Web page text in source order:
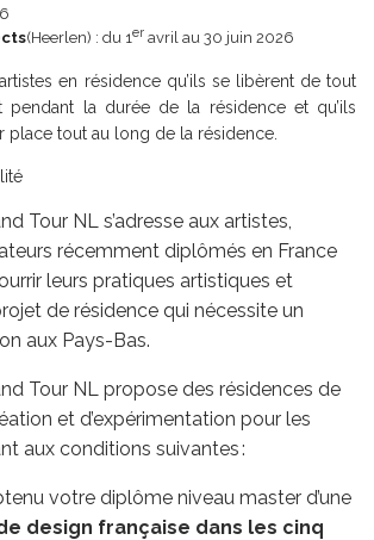
(Heerlen) : du 1er avril au 30 juin 2026
en résidence qu’ils se libèrent de tout
pendant la durée de la résidence et qu’ils
place tout au long de la résidence.
Tour NL s’adresse aux artistes,
récemment diplômés en France
leurs pratiques artistiques et
de résidence qui nécessite un
aux Pays-Bas.
Tour NL propose des résidences de
et d’expérimentation pour les
aux conditions suivantes :
votre diplôme niveau master d’une
design française dans les cinq